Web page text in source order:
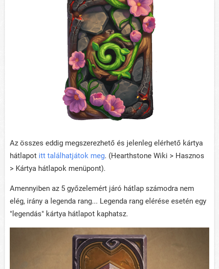
Az összes eddig megszerezhető és jelenleg elérhető kártya
hátlapot itt találhatjátok meg. (Hearthstone Wiki > Hasznos
> Kártya hátlapok menüpont).
Amennyiben az 5 győzelemért járó hátlap számodra nem
elég, irány a legenda rang... Legenda rang elérése esetén egy
"legendás" kártya hátlapot kaphatsz.